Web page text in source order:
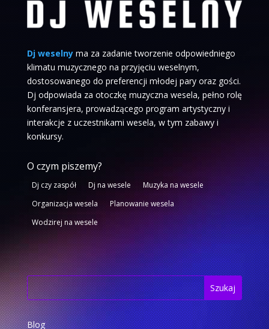
Dj weselnyma za zadanie tworzenie odpowiedniego
klimatu muzycznego na przyjęciu weselnym,
dostosowanego do preferencji młodej pary oraz gości.
Dj odpowiada za otoczkę muzyczna wesela, pełno rolę
konferansjera, prowadzącego program artystyczny i
interakcje z uczestnikami wesela, w tym zabawy i
konkursy.
O czym piszemy?
Dj czy zaspół Dj na wesele
Muzyka na wesele
Organizacja wesela
Planowanie wesela
Wodzirej na wesele
Blog